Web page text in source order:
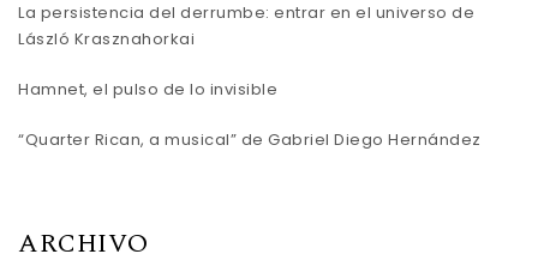
La persistencia del derrumbe: entrar en el universo de
László Krasznahorkai
Hamnet, el pulso de lo invisible
“Quarter Rican, a musical” de Gabriel Diego Hernández
ARCHIVO